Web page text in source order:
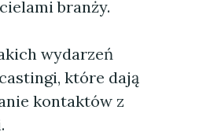
branży.
wydarzeń
które dają
kontaktów z